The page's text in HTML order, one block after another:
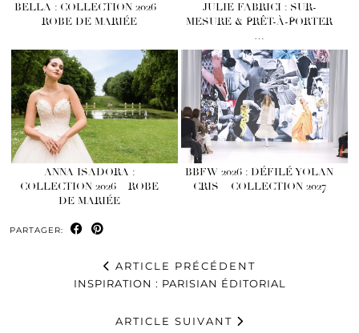
BELLA : COLLECTION 2026 –
ROBE DE MARIÉE
JULIE FABRICI : SUR-
MESURE & PRÊT-À-PORTER
…
ANNA ISADORA :
COLLECTION 2026 – ROBE
DE MARIÉE
BBFW 2026 : DÉFILÉ YOLAN
CRIS – COLLECTION 2027
PARTAGER:
ARTICLE PRÉCÉDENT
INSPIRATION : PARISIAN ÉDITORIAL
ARTICLE SUIVANT